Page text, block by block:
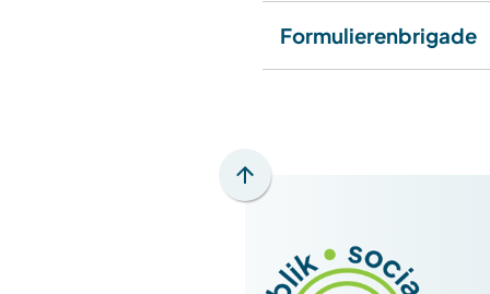
Formulierenbrigade
Scroll
naar